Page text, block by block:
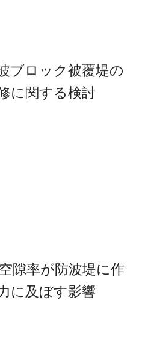
ブロック被覆堤の
に関する検討
隙率が防波堤に作
に及ぼす影響